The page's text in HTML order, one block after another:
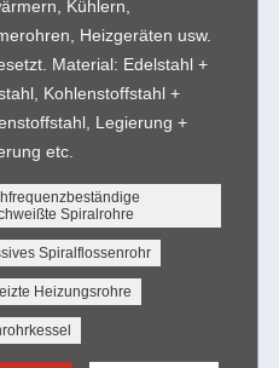
Kühlern,
Heizgeräten usw.
Material: Edelstahl +
Kohlenstoffstahl +
Legierung +
etc.
Spiralrohre
Spiralflossenrohr
Heizungsrohre